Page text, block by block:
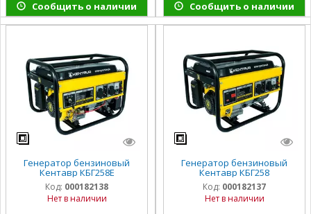
Сообщить о наличии Сообщить о наличии
Генератор бензиновый
Кентавр КБГ258Е
Код: 000182138
Нет в наличии
Генератор бензиновый
Кентавр КБГ258
Код: 000182137
Нет в наличии